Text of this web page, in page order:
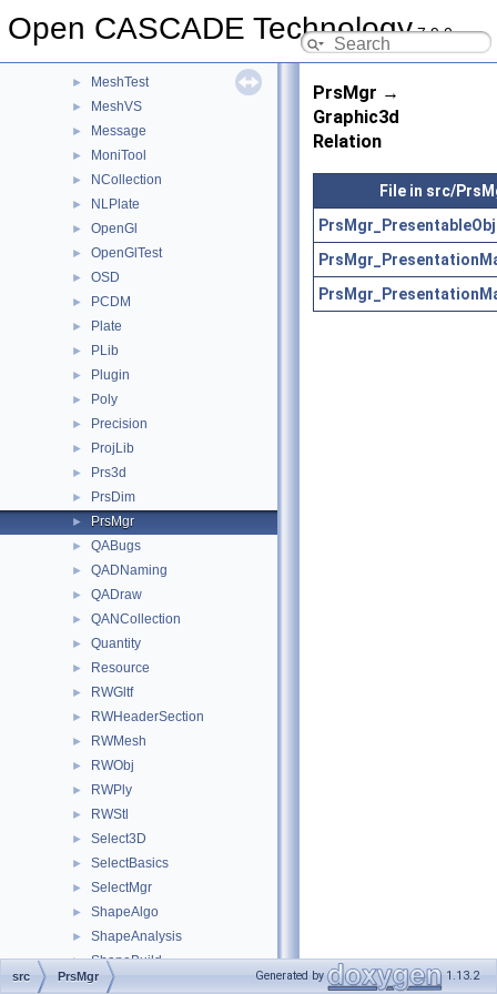
Open CASCADE Technology7.9.0
math
► MeshTest
► MeshVS
► Message
► MoniTool
► NCollection
► NLPlate
► OpenGl
► OpenGlTest
► OSD
► PCDM
► Plate
► PLib
► Plugin
► Poly
► Precision
► ProjLib
► Prs3d
► PrsDim
► PrsMgr
► QABugs
► QADNaming
► QADraw
► QANCollection
► Quantity
► Resource
► RWGltf
► RWHeaderSection
► RWMesh
► RWObj
► RWPly
► RWStl
► Select3D
► SelectBasics
► SelectMgr
► ShapeAlgo
► ShapeAnalysis
► ShapeBuild
► ShapeConstruct
PrsMgr →
Graphic3d
Relation
File in src/
src PrsMgr Generated by 1.13.2